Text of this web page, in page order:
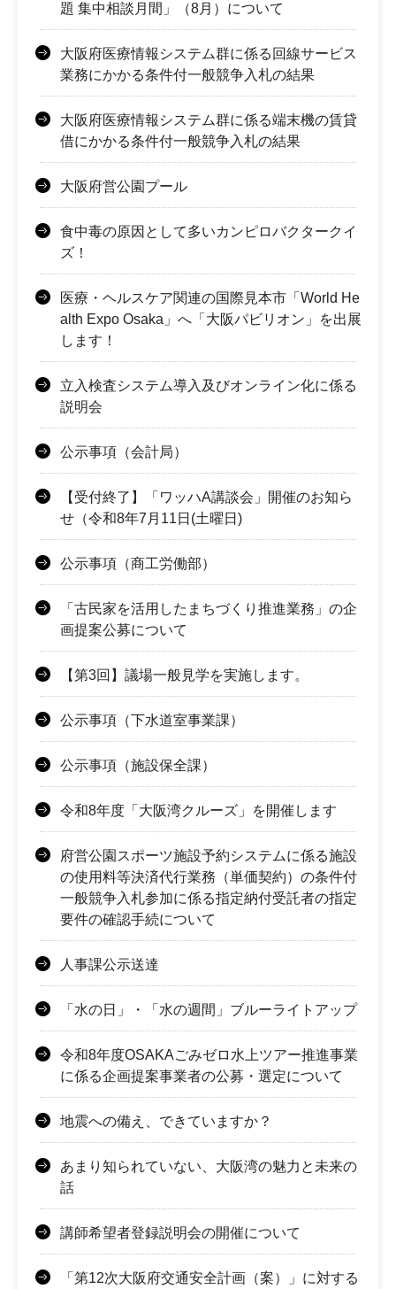
題 集中相談月間」（8月）について
大阪府医療情報システム群に係る回線サービス
業務にかかる条件付一般競争入札の結果
大阪府医療情報システム群に係る端末機の賃貸
借にかかる条件付一般競争入札の結果
大阪府営公園プール
食中毒の原因として多いカンピロバクタークイ
ズ！
医療・ヘルスケア関連の国際見本市「World He
alth Expo Osaka」へ「大阪パビリオン」を出展
します！
立入検査システム導入及びオンライン化に係る
説明会
公示事項（会計局）
【受付終了】「ワッハA講談会」開催のお知ら
せ（令和8年7月11日(土曜日)
公示事項（商工労働部）
「古民家を活用したまちづくり推進業務」の企
画提案公募について
【第3回】議場一般見学を実施します。
公示事項（下水道室事業課）
公示事項（施設保全課）
令和8年度「大阪湾クルーズ」を開催します
府営公園スポーツ施設予約システムに係る施設
の使用料等決済代行業務（単価契約）の条件付
一般競争入札参加に係る指定納付受託者の指定
要件の確認手続について
人事課公示送達
「水の日」・「水の週間」ブルーライトアップ
令和8年度OSAKAごみゼロ水上ツアー推進事業
に係る企画提案事業者の公募・選定について
地震への備え、できていますか？
あまり知られていない、大阪湾の魅力と未来の
話
講師希望者登録説明会の開催について
「第12次大阪府交通安全計画（案）」に対する